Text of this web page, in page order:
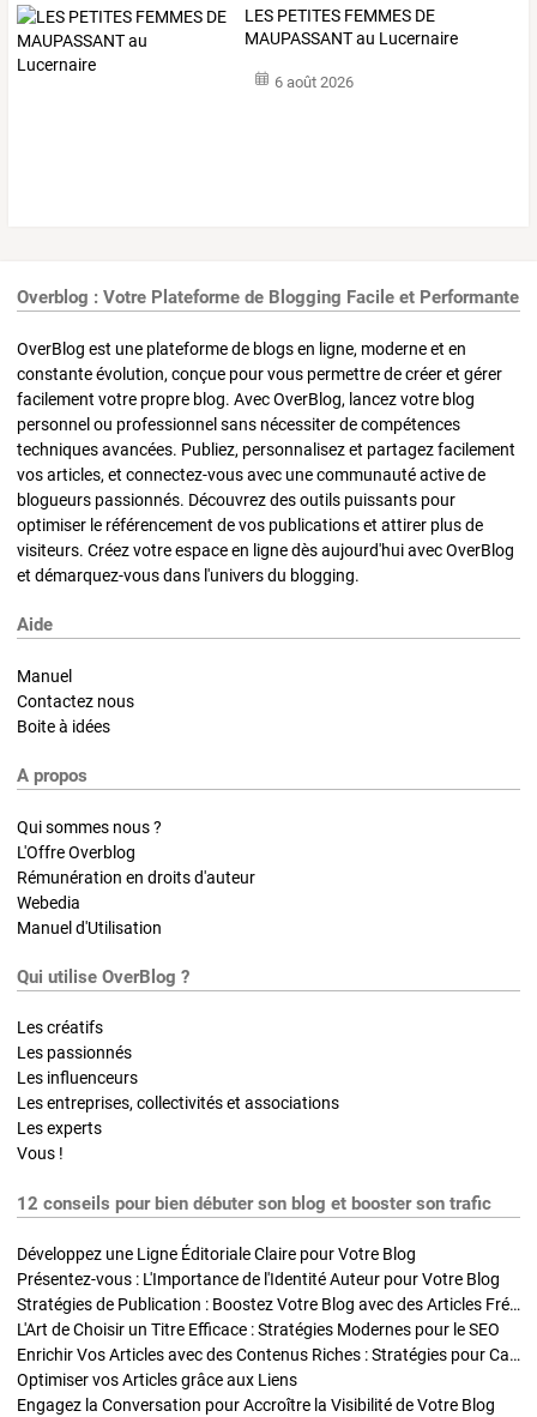
LES PETITES FEMMES DE
MAUPASSANT au Lucernaire
6 août 2026
Overblog : Votre Plateforme de Blogging Facile et Performante
OverBlog est une plateforme de blogs en ligne, moderne et en
constante évolution, conçue pour vous permettre de créer et gérer
facilement votre propre blog. Avec OverBlog, lancez votre blog
personnel ou professionnel sans nécessiter de compétences
techniques avancées. Publiez, personnalisez et partagez facilement
vos articles, et connectez-vous avec une communauté active de
blogueurs passionnés. Découvrez des outils puissants pour
optimiser le référencement de vos publications et attirer plus de
visiteurs. Créez votre espace en ligne dès aujourd'hui avec OverBlog
et démarquez-vous dans l'univers du blogging.
Aide
Manuel
Contactez nous
Boite à idées
A propos
Qui sommes nous ?
L'Offre Overblog
Rémunération en droits d'auteur
Webedia
Manuel d'Utilisation
Qui utilise OverBlog ?
Les créatifs
Les passionnés
Les influenceurs
Les entreprises, collectivités et associations
Les experts
Vous !
12 conseils pour bien débuter son blog et booster son trafic
Développez une Ligne Éditoriale Claire pour Votre Blog
Présentez-vous : L'Importance de l'Identité Auteur pour Votre Blog
Stratégies de Publication : Boostez Votre Blog avec des Articles Fréquents et Exclusifs
L'Art de Choisir un Titre Efficace : Stratégies Modernes pour le SEO
Enrichir Vos Articles avec des Contenus Riches : Stratégies pour Captiver et Optimiser
Optimiser vos Articles grâce aux Liens
Engagez la Conversation pour Accroître la Visibilité de Votre Blog